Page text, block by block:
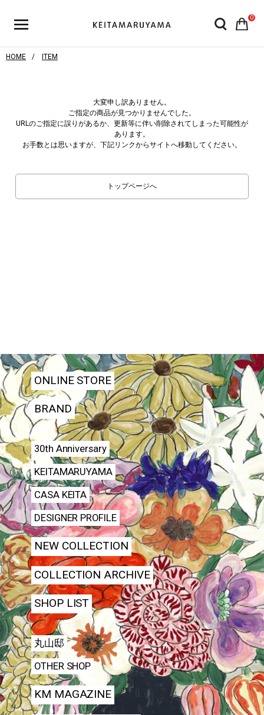
0
HOME ITEM
大変申し訳ありません。
ご指定の商品が見つかりませんでした。
URLのご指定に誤りがあるか、更新等に伴い削除されてしまった可能性が
あります。
お手数とは思いますが、下記リンクからサイトへ移動してください。
トップページへ
ONLINE STORE
BRAND
30th Anniversary
KEITAMARUYAMA
CASA KEITA
DESIGNER PROFILE
NEW COLLECTION
COLLECTION ARCHIVE
SHOP LIST
丸山邸
OTHER SHOP
KM MAGAZINE